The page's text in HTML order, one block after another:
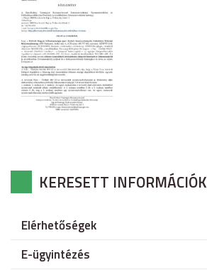
KERESETT INFORMÁCIÓK
Elérhetőségek
E-ügyintézés